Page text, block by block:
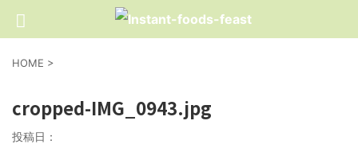
HOME >
cropped-IMG_0943.jpg
投稿日：